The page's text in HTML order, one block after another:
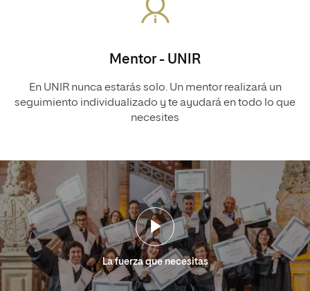
Mentor - UNIR
En UNIR nunca estarás solo. Un mentor realizará un
seguimiento individualizado y te ayudará en todo lo que
necesites
La fuerza que necesitas